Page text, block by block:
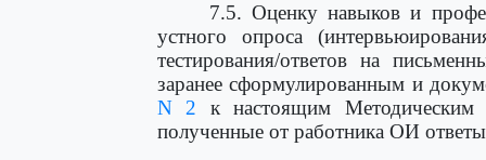
7.5. Оценку навыков и
устного опроса
тестирования/ответов на
заранее сформулированным и
N 2 к настоящим Методическим
полученные от работника ОИ